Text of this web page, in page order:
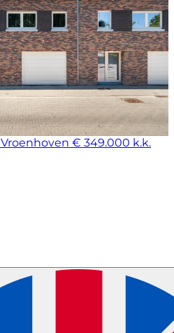
Vroenhoven € 349.000 k.k.